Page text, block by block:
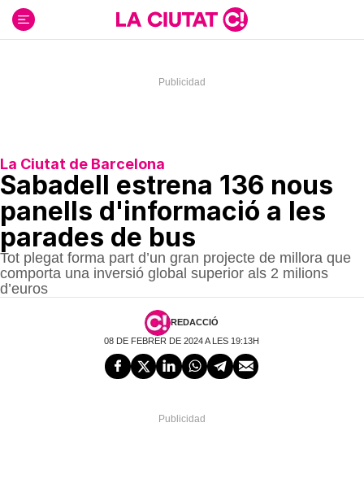
contenido
La Ciutat de Barcelona
Sabadell estrena 136 nous
panells d'informació a les
parades de bus
Tot plegat forma part d’un gran projecte de millora que
comporta una inversió global superior als 2 milions
d’euros
REDACCIÓ
08 DE FEBRER DE 2024 A LES 19:13H